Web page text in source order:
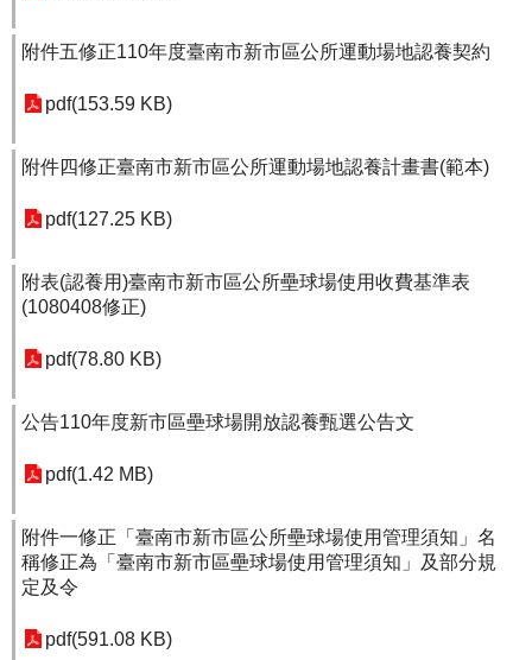
附件五修正110年度臺南市新市區公所運動場地認養契約
pdf(153.59 KB)
附件四修正臺南市新市區公所運動場地認養計畫書(範本)
pdf(127.25 KB)
附表(認養用)臺南市新市區公所壘球場使用收費基準表
(1080408修正)
pdf(78.80 KB)
公告110年度新市區壘球場開放認養甄選公告文
pdf(1.42 MB)
附件一修正「臺南市新市區公所壘球場使用管理須知」名
稱修正為「臺南市新市區壘球場使用管理須知」及部分規
定及令
pdf(591.08 KB)